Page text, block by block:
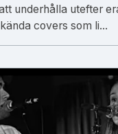
underhålla utefter
covers som li...